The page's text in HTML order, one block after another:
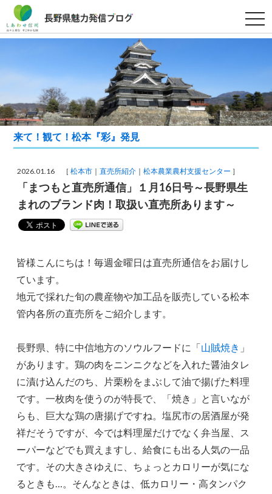
t
o
g
v
i
g
a
t
来て！観て！松本『彩』発見
2026.01.16 ［松本市 直売所紹介 松本農業農村支援センター ］
「まつもと直売所通信」１月16日号～長野県生
まれのブランド肉！取扱い直売所あります～
皆様こんにちは！毎週金曜日は直売所通信をお届けし
ています。
地元で採れた旬の農産物や加工品を販売している松本
管内各所の直売所をご紹介します。
長野県、特に中信地方のソウルフードに「山賊焼き 」
があります。鶏の肉をニンニクなどを入れた醤油タレ
に漬け込んだのち、片栗粉をまぶして油で揚げた料理
です。一枚肉を使うのが特長で、「焼き」と言いなが
らも、巨大な鶏の唐揚げですね。塩尻市の居酒屋が発
祥だそうですが、今では料理屋だけでなく弁当屋、ス
ーパーなどでも買えますし、給食にも出る人気の一品
です。その大きさゆえに、ちょっとカロリーが気にな
るときも…。そんなときは、低カロリー・高タンパク